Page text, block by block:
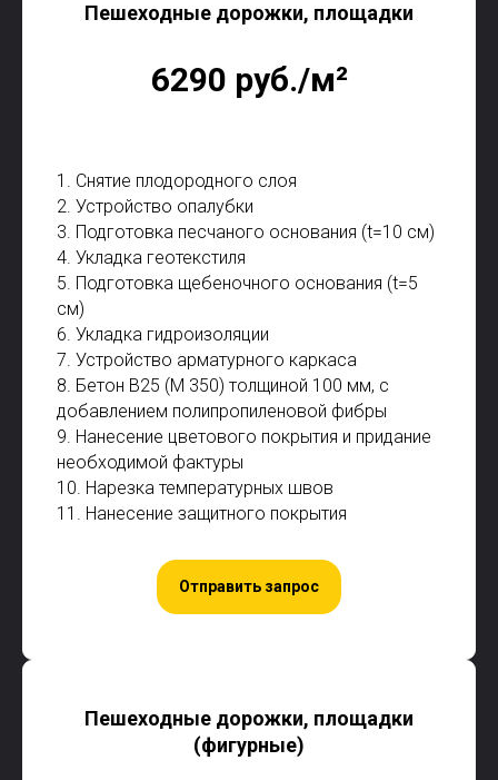
Пешеходные дорожки, площадки
6290 руб./м²
1. Снятие плодородного слоя
2. Устройство опалубки
3. Подготовка песчаного основания (t=10 см)
4. Укладка геотекстиля
5. Подготовка щебеночного основания (t=5
см)
6. Укладка гидроизоляции
7. Устройство арматурного каркаса
8. Бетон В25 (М 350) толщиной 100 мм, с
добавлением полипропиленовой фибры
9. Нанесение цветового покрытия и придание
необходимой фактуры
10. Нарезка температурных швов
11. Нанесение защитного покрытия
Отправить запрос
Пешеходные дорожки, площадки
(фигурные)